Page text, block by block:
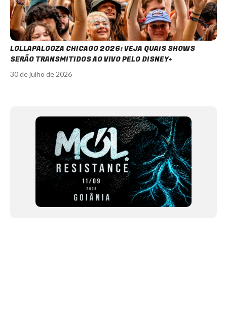
LOLLAPALOOZA CHICAGO 2026: VEJA QUAIS SHOWS
SERÃO TRANSMITIDOS AO VIVO PELO DISNEY+
30 de julho de 2026